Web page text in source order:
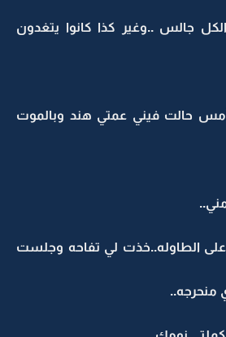
جالس ..وغير كذا كانوا يتغدون
حالت فيني عمتي هند وبالموت
الطاوله..خذت لي تفاحه وجلست
منحرجه..